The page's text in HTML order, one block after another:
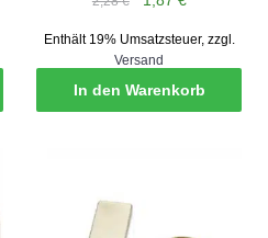
war:
2,28 €
ist:
1,87 €.
Enthält 19% Umsatzsteuer, zzgl.
Versand
In den Warenkorb